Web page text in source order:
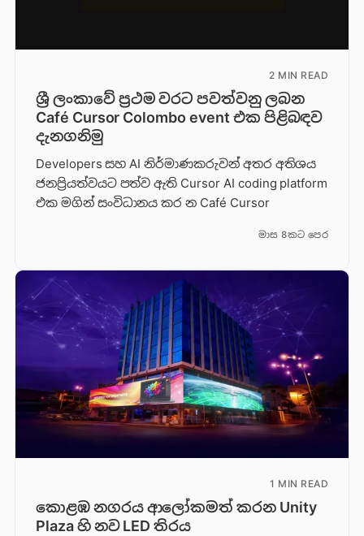
2 MIN READ
ශ්‍රී ලංකාවේ ප්‍රථම වරට පවත්වනු ලබන
Café Cursor Colombo event එක පිළිබඳව
දැනගනිමු
Developers සහ AI නිර්මාණකරුවන් අතර අතිශය
ජනප්‍රියත්වයට පත්ව ඇති Cursor AI coding platform
එක මගින් සංවිධානය කර න Café Cursor
මාස 8කට පෙර
1 MIN READ
කොළඹ නගරය ආලෝකමත් කරන Unity
Plaza හි නව LED තිරය